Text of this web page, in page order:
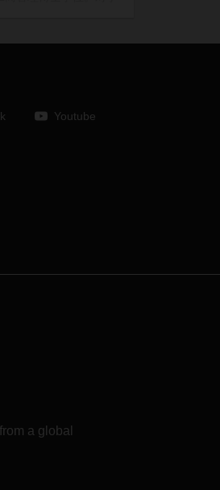
球综合运输业和合同
Youtube
a global